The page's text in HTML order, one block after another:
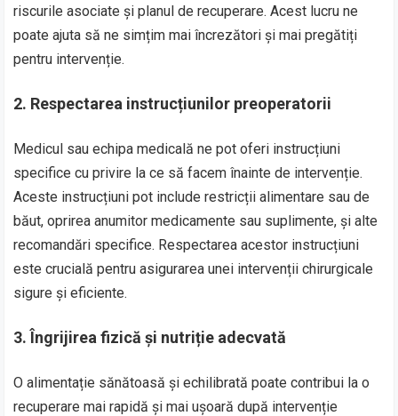
riscurile asociate și planul de recuperare. Acest lucru ne
poate ajuta să ne simțim mai încrezători și mai pregătiți
pentru intervenție.
2. Respectarea instrucțiunilor preoperatorii
Medicul sau echipa medicală ne pot oferi instrucțiuni
specifice cu privire la ce să facem înainte de intervenție.
Aceste instrucțiuni pot include restricții alimentare sau de
băut, oprirea anumitor medicamente sau suplimente, și alte
recomandări specifice. Respectarea acestor instrucțiuni
este crucială pentru asigurarea unei intervenții chirurgicale
sigure și eficiente.
3. Îngrijirea fizică și nutriție adecvată
O alimentație sănătoasă și echilibrată poate contribui la o
recuperare mai rapidă și mai ușoară după intervenție